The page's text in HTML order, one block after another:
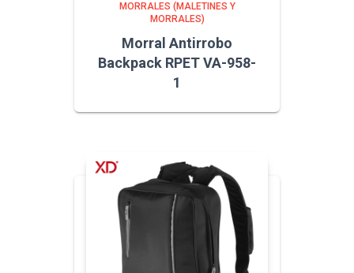
MORRALES (MALETINES Y
MORRALES)
Morral Antirrobo
Backpack RPET VA-958-
1